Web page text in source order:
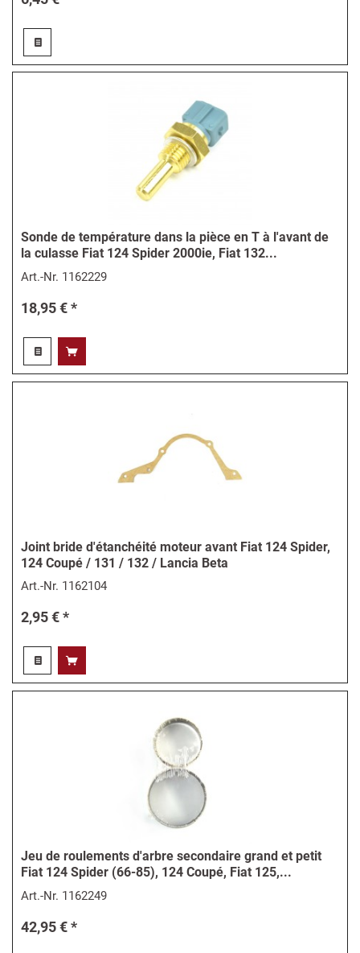
Sonde de température dans la pièce en T à l'avant de
la culasse Fiat 124 Spider 2000ie, Fiat 132...
Art.-Nr. 1162229
18,95 € *
Joint bride d'étanchéité moteur avant Fiat 124 Spider,
124 Coupé / 131 / 132 / Lancia Beta
Art.-Nr. 1162104
2,95 € *
Jeu de roulements d'arbre secondaire grand et petit
Fiat 124 Spider (66-85), 124 Coupé, Fiat 125,...
Art.-Nr. 1162249
42,95 € *